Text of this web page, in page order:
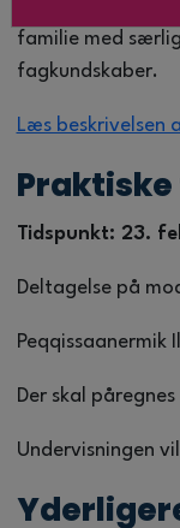
familie med
fagkundskaber.
Læs beskrivelsen
Tidspunkt: 23.
Deltagelse på
Peqqissaanermik
Der skal
Undervisningen